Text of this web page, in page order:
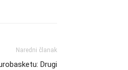
Naredni članak
Drugi